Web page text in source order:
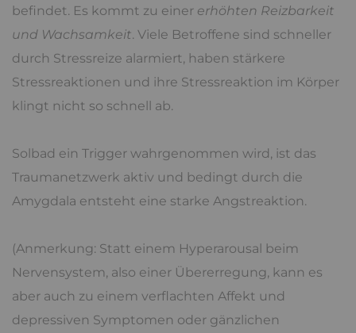
befindet. Es kommt zu einer erhöhten Reizbarkeit
und Wachsamkeit. Viele Betroffene sind schneller
durch Stressreize alarmiert, haben stärkere
Stressreaktionen und ihre Stressreaktion im Körper
klingt nicht so schnell ab.
Solbad ein Trigger wahrgenommen wird, ist das
Traumanetzwerk aktiv und bedingt durch die
Amygdala entsteht eine starke Angstreaktion.
(Anmerkung: Statt einem Hyperarousal beim
Nervensystem, also einer Übererregung, kann es
aber auch zu einem verflachten Affekt und
depressiven Symptomen oder gänzlichen